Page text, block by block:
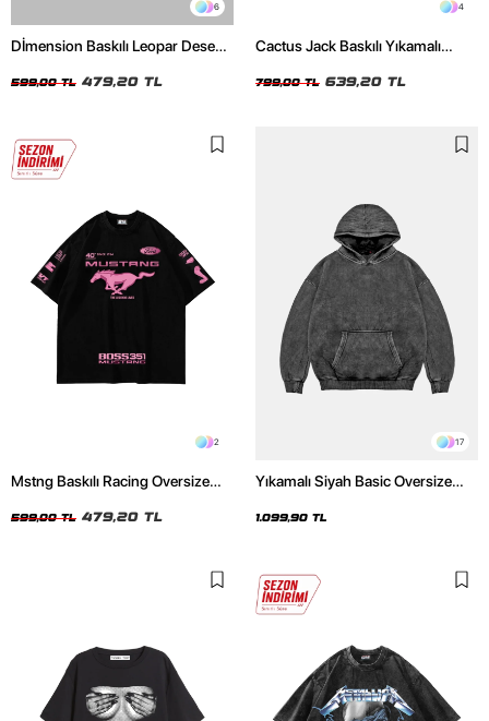
6
Dİmension Baskılı Leopar Desenli
Tshirt
599,00 TL 479,20 TL
4
Cactus Jack Baskılı Yıkamalı
799,00 TL 639,20 TL
2
Mstng Baskılı Racing Oversize
599,00 TL 479,20 TL
17
Yıkamalı Siyah Basic Oversize
1.099,90 TL